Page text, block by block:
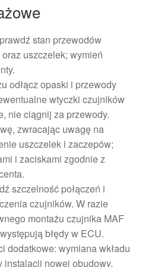
stan przewodów
uszczelek; wymień
odłącz opaski i przewody
wtyczki czujników
nie ciągnij za przewody.
zwracając uwagę na
uszczelek i zaczepów;
i zaciskami zgodnie z
szczelność połączeń i
czujników. W razie
montażu czujnika MAF
błędy w ECU.
dodatkowe: wymiana wkładu
instalacji nowej obudowy,